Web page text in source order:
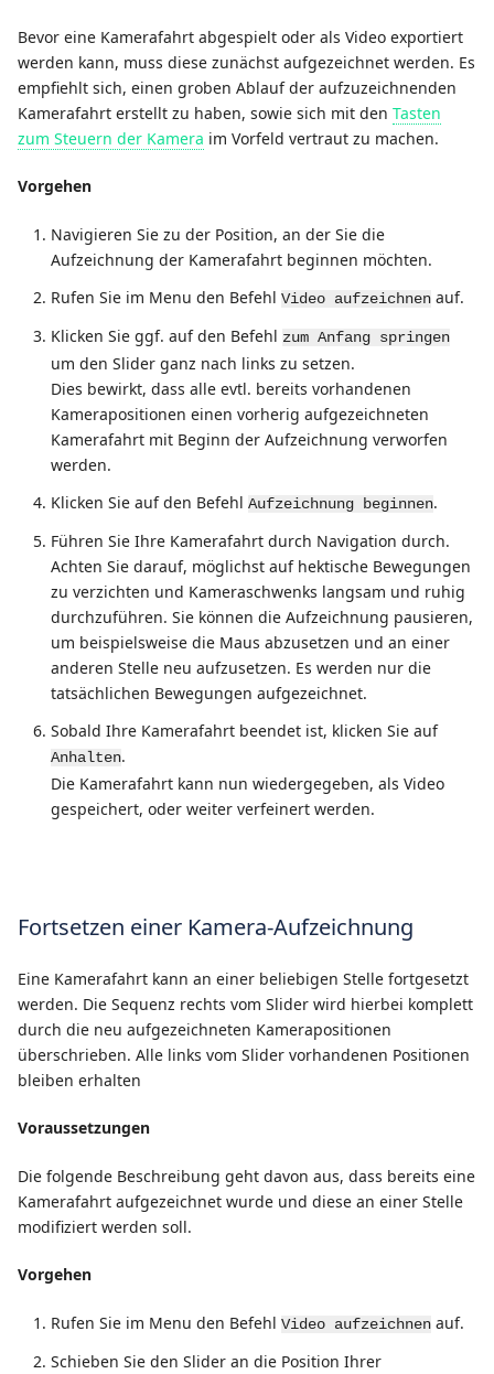
Bevor eine Kamerafahrt abgespielt oder als Video exportiert
werden kann, muss diese zunächst aufgezeichnet werden. Es
empfiehlt sich, einen groben Ablauf der aufzuzeichnenden
Kamerafahrt erstellt zu haben, sowie sich mit den Tasten
zum Steuern der Kamera im Vorfeld vertraut zu machen.
Vorgehen
Navigieren Sie zu der Position, an der Sie die
Aufzeichnung der Kamerafahrt beginnen möchten.
Rufen Sie im Menu den Befehl Video aufzeichnen auf.
Klicken Sie ggf. auf den Befehl zum Anfang springen
um den Slider ganz nach links zu setzen.
Dies bewirkt, dass alle evtl. bereits vorhandenen
Kamerapositionen einen vorherig aufgezeichneten
Kamerafahrt mit Beginn der Aufzeichnung verworfen
werden.
Klicken Sie auf den Befehl Aufzeichnung beginnen.
Führen Sie Ihre Kamerafahrt durch Navigation durch.
Achten Sie darauf, möglichst auf hektische Bewegungen
zu verzichten und Kameraschwenks langsam und ruhig
durchzuführen. Sie können die Aufzeichnung pausieren,
um beispielsweise die Maus abzusetzen und an einer
anderen Stelle neu aufzusetzen. Es werden nur die
tatsächlichen Bewegungen aufgezeichnet.
Sobald Ihre Kamerafahrt beendet ist, klicken Sie auf
Anhalten.
Die Kamerafahrt kann nun wiedergegeben, als Video
gespeichert, oder weiter verfeinert werden.
Fortsetzen einer Kamera-Aufzeichnung
Eine Kamerafahrt kann an einer beliebigen Stelle fortgesetzt
werden. Die Sequenz rechts vom Slider wird hierbei komplett
durch die neu aufgezeichneten Kamerapositionen
überschrieben. Alle links vom Slider vorhandenen Positionen
bleiben erhalten
Voraussetzungen
Die folgende Beschreibung geht davon aus, dass bereits eine
Kamerafahrt aufgezeichnet wurde und diese an einer Stelle
modifiziert werden soll.
Vorgehen
Rufen Sie im Menu den Befehl Video aufzeichnen auf.
Schieben Sie den Slider an die Position Ihrer